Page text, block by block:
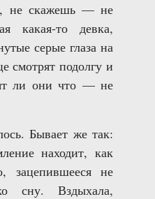
не скажешь — не
какая-то девка,
серые глаза на
смотрят подолгу и
ли они что — не
Бывает же так:
находит, как
зацепившееся не
сну. Вздыхала,